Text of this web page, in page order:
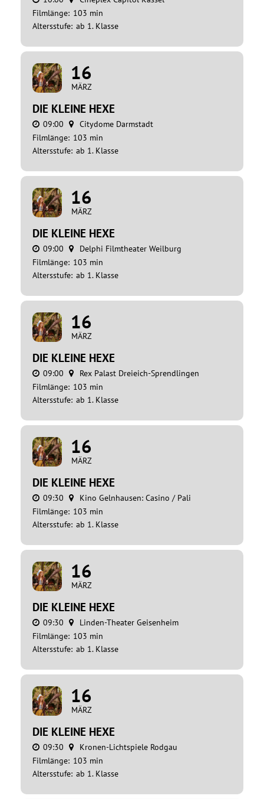
Filmlänge: 103 min
Altersstufe: ab 1. Klasse
16
MÄRZ
DIE KLEINE HEXE
09:00
Citydome Darmstadt
Filmlänge: 103 min
Altersstufe: ab 1. Klasse
16
MÄRZ
DIE KLEINE HEXE
09:00
Delphi Filmtheater Weilburg
Filmlänge: 103 min
Altersstufe: ab 1. Klasse
16
MÄRZ
DIE KLEINE HEXE
09:00
Rex Palast Dreieich-Sprendlingen
Filmlänge: 103 min
Altersstufe: ab 1. Klasse
16
MÄRZ
DIE KLEINE HEXE
09:30
Kino Gelnhausen: Casino / Pali
Filmlänge: 103 min
Altersstufe: ab 1. Klasse
16
MÄRZ
DIE KLEINE HEXE
09:30
Linden-Theater Geisenheim
Filmlänge: 103 min
Altersstufe: ab 1. Klasse
16
MÄRZ
DIE KLEINE HEXE
09:30
Kronen-Lichtspiele Rodgau
Filmlänge: 103 min
Altersstufe: ab 1. Klasse